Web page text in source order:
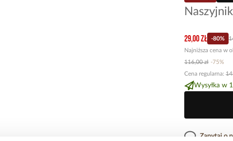
29,00 zł -80%
Najniższa cena w
116,00 zł -75%
Cena regularna:
Wysyłka w
Zapytaj o